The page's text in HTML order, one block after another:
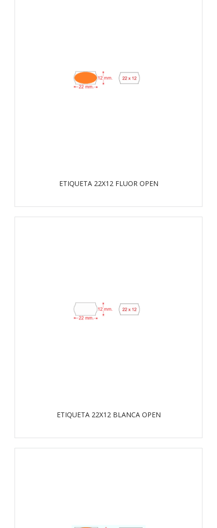
ETIQUETA 22X12 FLUOR OPEN
ETIQUETA 22X12 BLANCA OPEN